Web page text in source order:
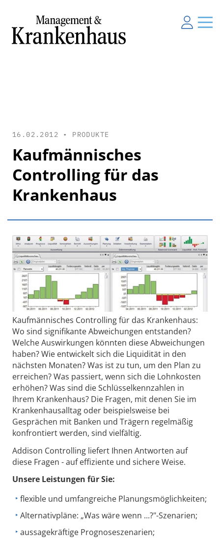
16.02.2012 • PRODUKTE
Kaufmännisches
Controlling für das
Krankenhaus
Kaufmännisches Controlling für das Krankenhaus:
Wo sind signifikante Abweichungen entstanden?
Welche Auswirkungen könnten diese Abweichungen
haben? Wie entwickelt sich die Liquidität in den
nächsten Monaten? Was ist zu tun, um den Plan zu
erreichen? Was passiert, wenn sich die Lohnkosten
erhöhen? Was sind die Schlüsselkennzahlen in
Ihrem Krankenhaus? Die Fragen, mit denen Sie im
Krankenhausalltag oder beispielsweise bei
Gesprächen mit Banken und Trägern regelmäßig
konfrontiert werden, sind vielfältig.
Addison Controlling liefert Ihnen Antworten auf
diese Fragen - auf effiziente und sichere Weise.
Unsere Leistungen für Sie:
flexible und umfangreiche Planungsmöglichkeiten;
Alternativpläne: „Was wäre wenn ...?"-Szenarien;
aussagekräftige Prognoseszenarien;